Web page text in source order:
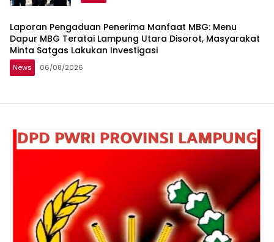
Laporan Pengaduan Penerima Manfaat MBG: Menu
Dapur MBG Teratai Lampung Utara Disorot, Masyarakat
Minta Satgas Lakukan Investigasi
News 06/08/2026